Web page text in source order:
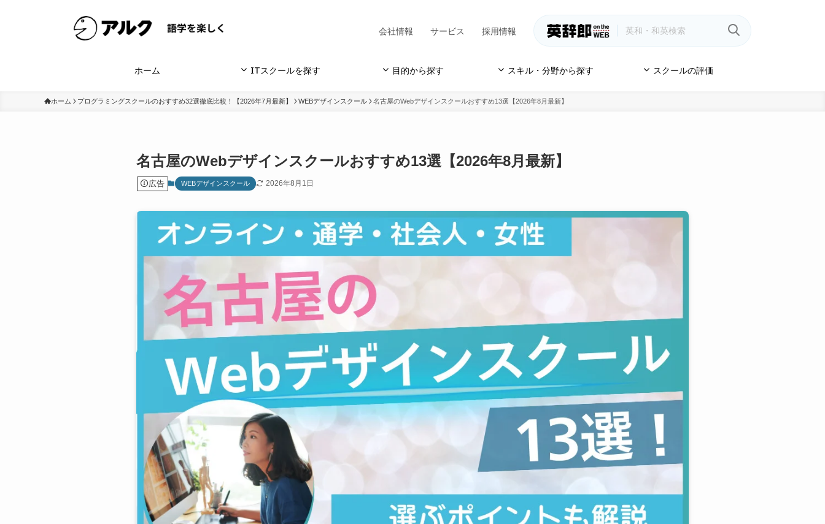
会社情報 サービス 採用情報
ホーム ITスクールを探す 目的から探す スキル・分野から探す スクールの評価
ホーム プログラミングスクールのおすすめ32選徹底比較！【2026年7月最新】 WEBデザインスクール 名古屋のWebデザインスクールおすすめ13選【2026年8月最新】
名古屋のWebデザインスクールおすすめ13選【2026年8月最新】
広告 WEBデザインスクール 2026年8月1日